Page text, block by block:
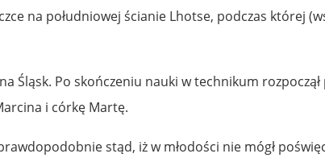
na południowej ścianie Lhotse, podczas której
Śląsk. Po skończeniu nauki w technikum
i córkę Martę.
stąd, iż w młodości nie mógł